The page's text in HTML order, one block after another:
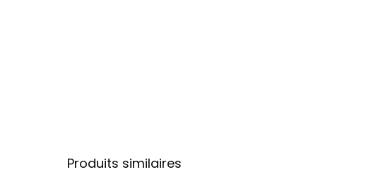
Produits similaires